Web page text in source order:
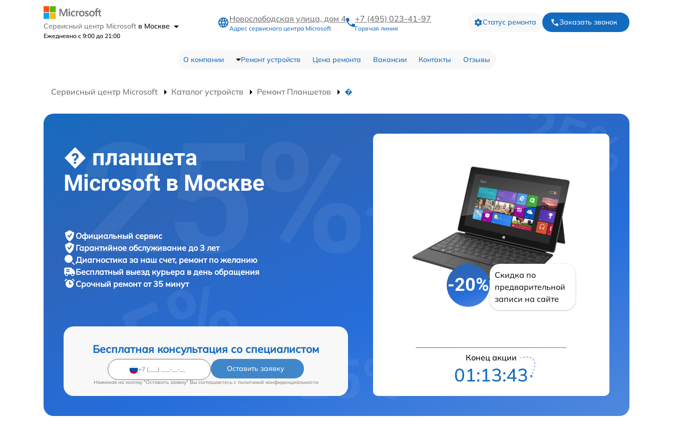
Сервисный центр Microsoft в Москве
Ежедневно с 9:00 до 21:00
Новослободская улица, дом 4
Адрес сервисного центра Microsoft
+7 (495) 023-41-97
Горячая линия
Статус ремонта Заказать звонок
О компании Ремонт устройств Цена ремонта Вакансии Контакты Отзывы
Сервисный центр Microsoft Каталог устройств Ремонт Планшетов �
� планшета
Microsoft в Москве
Официальный сервис
Гарантийное обслуживание до 3 лет
Диагностика за наш счет, ремонт по желанию
Бесплатный выезд курьера в день обращения
Срочный ремонтот 35 минут
Бесплатная консультация со специалистом
Оставить заявку
Нажимая на кнопку "Оставить заявку" Вы соглашаетесь c политикой конфиденциальности
-20%
Скидка по
предварительной
записи на сайте
Конец акции
01:13:42